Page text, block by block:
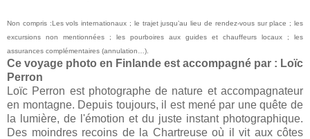
Non compris :Les vols internationaux ; le trajet jusqu’au lieu de rendez-vous sur place ; les
excursions non mentionnées ; les pourboires aux guides et chauffeurs locaux ; les
assurances complémentaires (annulation…).
Ce voyage photo en Finlande est accompagné par : Loïc
Perron
Loïc Perron est photographe de nature et accompagnateur
en montagne. Depuis toujours, il est mené par une quête de
la lumière, de l'émotion et du juste instant photographique.
Des moindres recoins de la Chartreuse où il vit aux côtes